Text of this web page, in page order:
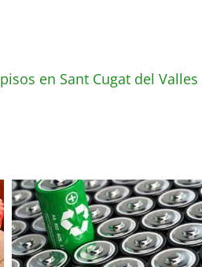
en Sant Cugat del Valles